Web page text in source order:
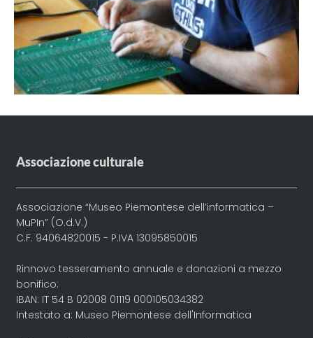
Associazione culturale
Associazione “Museo Piemontese dell’informatica –
MuPIn” (O.d.V.)
C.F. 94064820015 - P.IVA 13095850015
Rinnovo tesseramento annuale e donazioni a mezzo
bonifico:
IBAN: IT 54 B 02008 01119 000105034382
Intestato a: Museo Piemontese dell'Informatica